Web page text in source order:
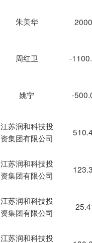
朱美华
周红卫 -
姚宁 -
江苏润和科技投
资集团有限公司
江苏润和科技投
资集团有限公司
江苏润和科技投
资集团有限公司
江苏润和科技投